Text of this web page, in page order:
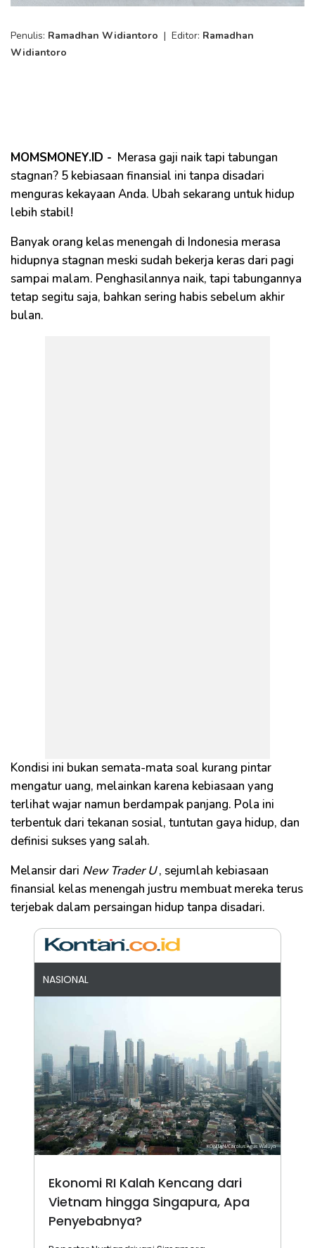
Penulis: Ramadhan Widiantoro | Editor: Ramadhan
Widiantoro
MOMSMONEY.ID - Merasa gaji naik tapi tabungan
stagnan? 5 kebiasaan finansial ini tanpa disadari
menguras kekayaan Anda. Ubah sekarang untuk hidup
lebih stabil!
Banyak orang kelas menengah di Indonesia merasa
hidupnya stagnan meski sudah bekerja keras dari pagi
sampai malam. Penghasilannya naik, tapi tabungannya
tetap segitu saja, bahkan sering habis sebelum akhir
bulan.
Kondisi ini bukan semata-mata soal kurang pintar
mengatur uang, melainkan karena kebiasaan yang
terlihat wajar namun berdampak panjang. Pola ini
terbentuk dari tekanan sosial, tuntutan gaya hidup, dan
definisi sukses yang salah.
Melansir dari New Trader U, sejumlah kebiasaan
finansial kelas menengah justru membuat mereka terus
terjebak dalam persaingan hidup tanpa disadari.
NASIONAL
Ekonomi RI Kalah Kencang dari
Vietnam hingga Singapura, Apa
Penyebabnya?